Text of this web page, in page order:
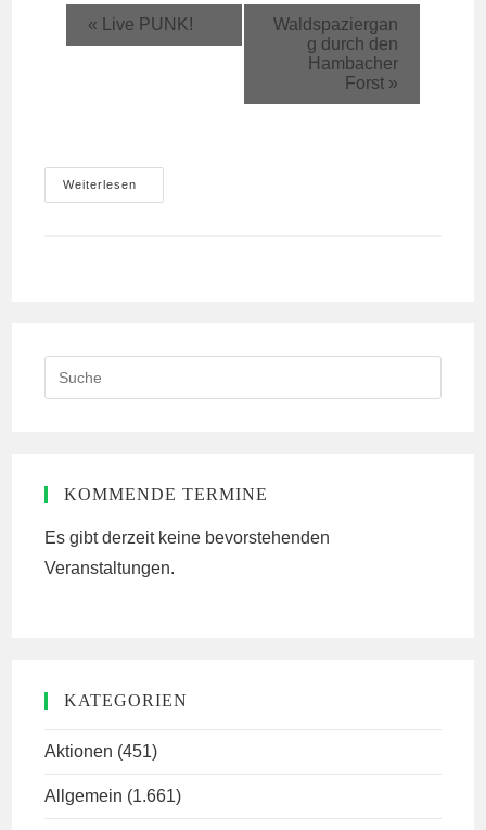
« Live PUNK!
Waldspaziergan
g durch den
Hambacher
Forst »
Weiterlesen
Linie
this
KOMMENDE TERMINE
Es gibt derzeit keine bevorstehenden
Veranstaltungen.
KATEGORIEN
Aktionen (451)
Allgemein (1.661)